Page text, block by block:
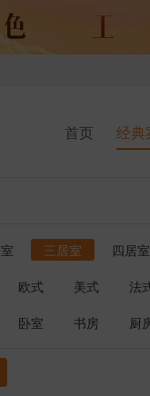
首页 经典
三居室
四居室
欧式 美式
法
卧室 书房 厨